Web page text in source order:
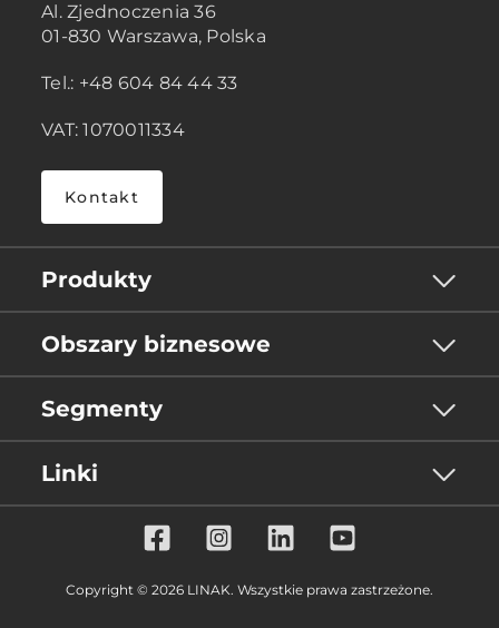
Al. Zjednoczenia 36
01-830 Warszawa, Polska
Tel.: +48 604 84 44 33
VAT: 1070011334
Kontakt
Produkty
Obszary biznesowe
Segmenty
Linki
Copyright © 2026 LINAK. Wszystkie prawa zastrzeżone.